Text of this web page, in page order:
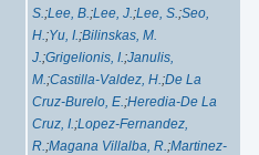
S.;Lee, B.;Lee, J.;Lee, S.;Seo,
H.;Yu, I.;Bilinskas, M.
J.;Grigelionis, I.;Janulis,
M.;Castilla-Valdez, H.;De La
Cruz-Burelo, E.;Heredia-De La
Cruz, I.;Lopez-Fernandez,
R.;Magana Villalba, R.;Martinez-